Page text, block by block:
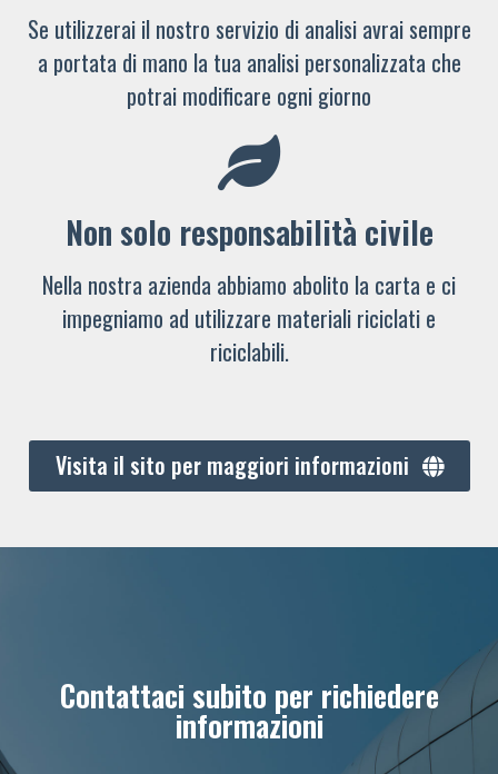
Se utilizzerai il nostro servizio di analisi avrai sempre
a portata di mano la tua analisi personalizzata che
potrai modificare ogni giorno
Non solo responsabilità civile
Nella nostra azienda abbiamo abolito la carta e ci
impegniamo ad utilizzare materiali riciclati e
riciclabili.
Visita il sito per maggiori informazioni
Contattaci subito per richiedere
informazioni